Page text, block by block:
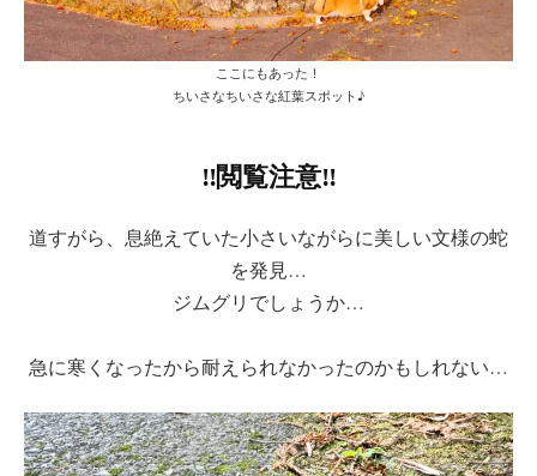
ここにもあった！
ちいさなちいさな紅葉スポット♪
‼閲覧注意‼
道すがら、息絶えていた小さいながらに美しい文様の蛇
を発見…
ジムグリでしょうか…
急に寒くなったから耐えられなかったのかもしれない…